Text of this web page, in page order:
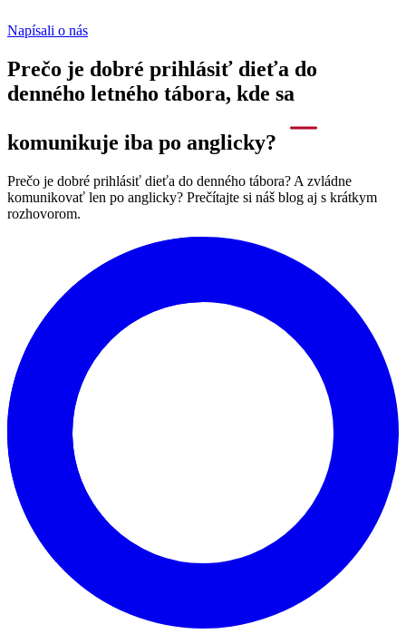
Napísali o nás
Prečo je dobré prihlásiť dieťa do
denného letného tábora, kde sa
komunikuje iba po anglicky?
Prečo je dobré prihlásiť dieťa do denného tábora? A zvládne
komunikovať len po anglicky? Prečítajte si náš blog aj s krátkym
rozhovorom.